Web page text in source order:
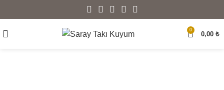
0
0,00 ₺